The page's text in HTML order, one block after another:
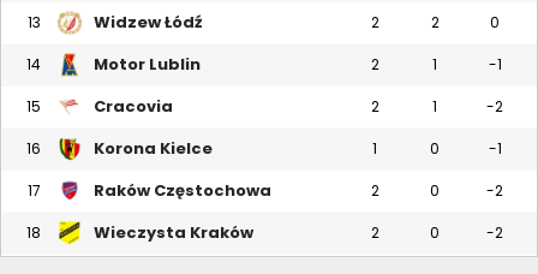
13 Widzew Łódź 2 2 0
14 Motor Lublin 2 1 -1
15 Cracovia 2 1 -2
16 Korona Kielce 1 0 -1
17 Raków Częstochowa 2 0 -2
18 Wieczysta Kraków 2 0 -2